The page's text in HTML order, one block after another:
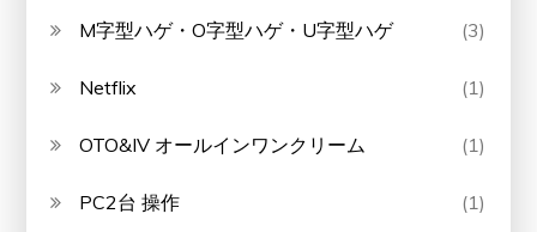
M字型ハゲ・O字型ハゲ・U字型ハゲ (3)
Netflix (1)
OTO&IV オールインワンクリーム (1)
PC2台 操作 (1)